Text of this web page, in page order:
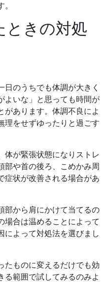
ときの対処
のうちでも体調が大きく
よいな」と思っても時間が
があります。体調不良によ
理をせずゆったりと過ごす
体が緊張状態になりストレ
部や首の後ろ、こめかみ周
症状が改善される場合があ
部から肩にかけて当てるの
場合は温めることによって
によって対処法を選びまし
たものに変えるだけでも効
る範囲で試してみるのみよ